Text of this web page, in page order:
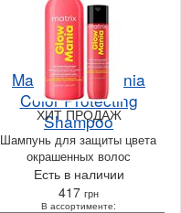
ХИТ ПРОДАЖ
Matrix Glow Mania
Color Protecting
Shampoo
Шампунь для защиты цвета
окрашенных волос
Есть в наличии
417 грн
В ассортименте: